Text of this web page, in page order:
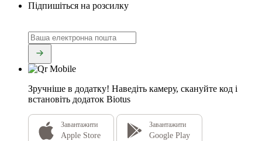
Підпишіться на розсилку
Зручніше в додатку! Наведіть камеру, скануйте код і
встановіть додаток Biotus
Завантажити
Apple Store
Завантажити
Google Play